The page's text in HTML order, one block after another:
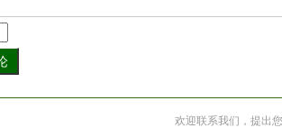
欢迎联系我们，提出